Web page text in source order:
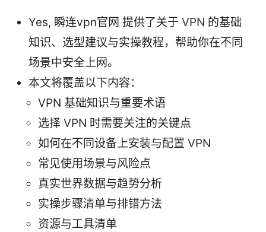
Yes, 瞬连vpn官网 提供了关于 VPN 的基础
知识、选型建议与实操教程，帮助你在不同
场景中安全上网。
本文将覆盖以下内容：
VPN 基础知识与重要术语
选择 VPN 时需要关注的关键点
如何在不同设备上安装与配置 VPN
常见使用场景与风险点
真实世界数据与趋势分析
实操步骤清单与排错方法
资源与工具清单